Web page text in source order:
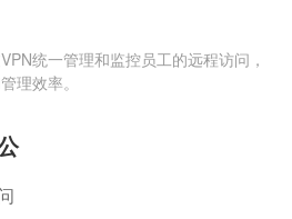
统一管理和监控员工的远程访问，
理效率。